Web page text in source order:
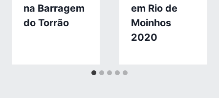
na Barragem
do Torrão
em Rio de
Moinhos
2020